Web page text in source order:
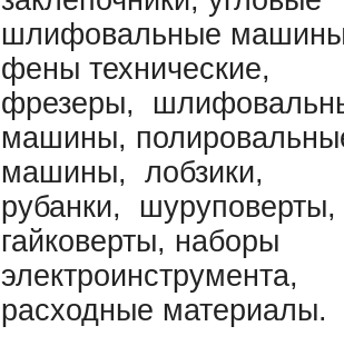
шлифовальные
фены технические,
фрезеры,
машины,
машины, лобзики,
рубанки, шуруповерты,
гайковерты, наборы
электроинструмента,
расходные материалы.